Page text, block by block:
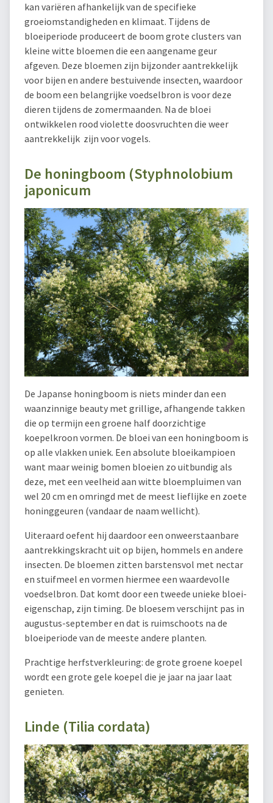
kan variëren afhankelijk van de specifieke
groeiomstandigheden en klimaat. Tijdens de
bloeiperiode produceert de boom grote clusters van
kleine witte bloemen die een aangename geur
afgeven. Deze bloemen zijn bijzonder aantrekkelijk
voor bijen en andere bestuivende insecten, waardoor
de boom een belangrijke voedselbron is voor deze
dieren tijdens de zomermaanden. Na de bloei
ontwikkelen rood violette doosvruchten die weer
aantrekkelijk zijn voor vogels.
De honingboom (Styphnolobium
japonicum
De Japanse honingboom is niets minder dan een
waanzinnige beauty met grillige, afhangende takken
die op termijn een groene half doorzichtige
koepelkroon vormen. De bloei van een honingboom is
op alle vlakken uniek. Een absolute bloeikampioen
want maar weinig bomen bloeien zo uitbundig als
deze, met een veelheid aan witte bloempluimen van
wel 20 cm en omringd met de meest lieflijke en zoete
honinggeuren (vandaar de naam wellicht).
Uiteraard oefent hij daardoor een onweerstaanbare
aantrekkingskracht uit op bijen, hommels en andere
insecten. De bloemen zitten barstensvol met nectar
en stuifmeel en vormen hiermee een waardevolle
voedselbron. Dat komt door een tweede unieke bloei-
eigenschap, zijn timing. De bloesem verschijnt pas in
augustus-september en dat is ruimschoots na de
bloeiperiode van de meeste andere planten.
Prachtige herfstverkleuring: de grote groene koepel
wordt een grote gele koepel die je jaar na jaar laat
genieten.
Linde (Tilia cordata)